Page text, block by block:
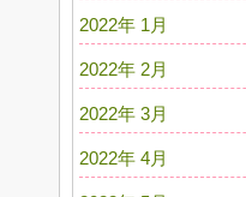
2022年 1月
2022年 2月
2022年 3月
2022年 4月